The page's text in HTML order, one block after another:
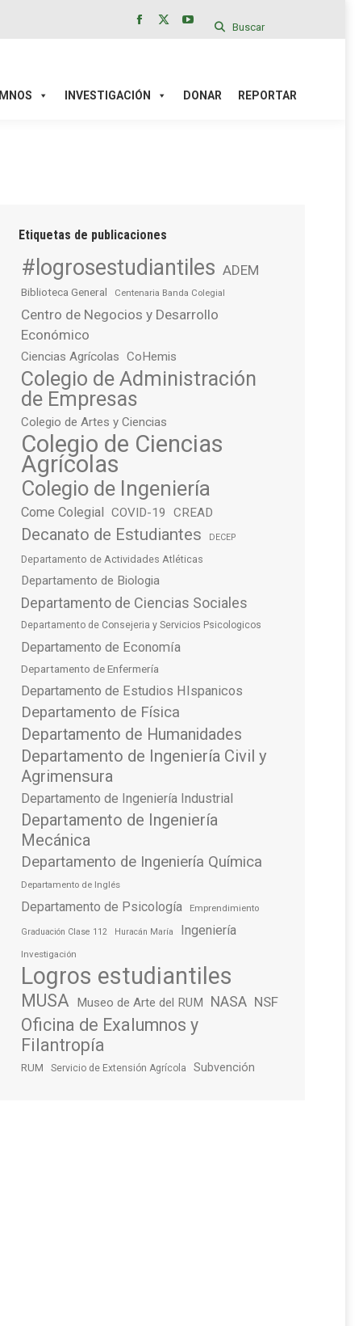
in
in
YouTube
in
Buscar
INVESTIGACIÓN DONAR REPORTAR
Etiquetas de publicaciones
#logrosestudiantiles ADEM
Biblioteca General Centenaria Banda Colegial
Centro de Negocios y Desarrollo
Económico
Ciencias Agrícolas CoHemis
Colegio de Administración
de Empresas
Colegio de Artes y Ciencias
Colegio de Ciencias
Agrícolas
Colegio de Ingeniería
Come Colegial COVID-19 CREAD
Decanato de Estudiantes DECEP
Departamento de Actividades Atléticas
Departamento de Biologia
Departamento de Ciencias Sociales
Departamento de Consejeria y Servicios Psicologicos
Departamento de Economía
Departamento de Enfermería
Departamento de Estudios HIspanicos
Departamento de Física
Departamento de Humanidades
Departamento de Ingeniería Civil y
Agrimensura
Departamento de Ingeniería Industrial
Departamento de Ingeniería
Mecánica
Departamento de Ingeniería Química
Departamento de Inglés
Departamento de Psicología Emprendimiento
Graduación Clase 112 Huracán María Ingeniería
Investigación
Logros estudiantiles
MUSA Museo de Arte del RUM NASA NSF
Oficina de Exalumnos y
Filantropía
RUM Servicio de Extensión Agrícola Subvención